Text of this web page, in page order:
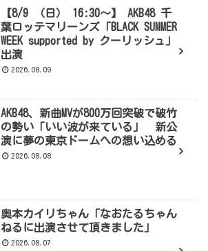
【8/9 （日） 16:30～】 AKB48 千
葉ロッテマリーンズ「BLACK SUMMER
WEEK supported by クーリッシュ」
出演
2026.08.09
AKB48、新曲MVが800万回突破で破竹
の勢い「いい波が来ている」 新公
演に夢の東京ドームへの想い込める
2026.08.08
奥本カイリちゃん「なおたるちゃん
ねるに出演させて頂きました」
2026.08.07